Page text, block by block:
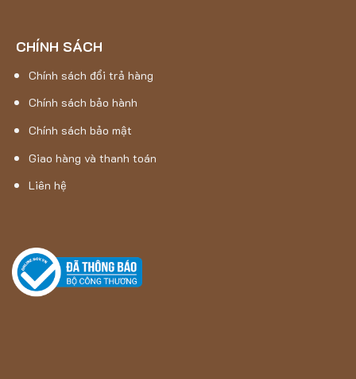
CHÍNH SÁCH
Chính sách đổi trả hàng
Chính sách bảo hành
Chính sách bảo mật
Giao hàng và thanh toán
Liên hệ